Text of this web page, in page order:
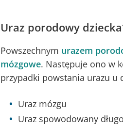
Uraz porodowy
Powszechnym urazem
mózgowe. Następuje ono w
przypadki powstania urazu u
Uraz mózgu
Uraz spowodowany